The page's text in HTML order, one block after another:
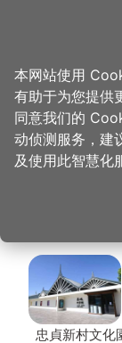
首页 > 想去的地方 >
张丰
边景点
忠貞新村文化
本网站使用
有助于为您提供
同意我们的
动侦测服务，建
及使用此智慧化